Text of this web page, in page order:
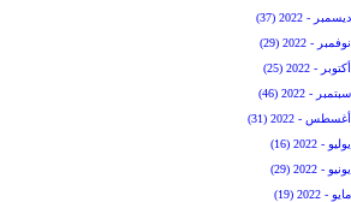
ديسمبر - 2022 (37)
نوفمبر - 2022 (29)
أكتوبر - 2022 (25)
سبتمبر - 2022 (46)
أغسطس - 2022 (31)
يوليو - 2022 (16)
يونيو - 2022 (29)
مايو - 2022 (19)